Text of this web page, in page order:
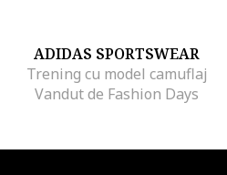
ADIDAS SPORTSWEAR
Trening cu model camuflaj
Vandut de Fashion Days